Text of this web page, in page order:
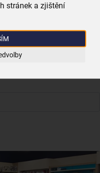
stránek a zjištění
akce, slevy, novinky v sortimentu